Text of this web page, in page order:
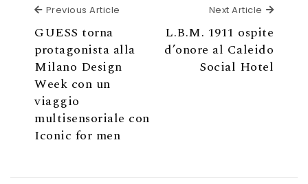
Previous Article
GUESS torna
protagonista alla
Milano Design
Week con un
viaggio
multisensoriale con
Iconic for men
Next Article Next
L.B.M. 1911 ospite
d’onore al Caleido
Social Hotel